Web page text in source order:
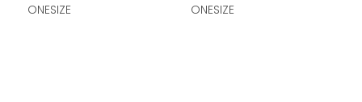
ONESIZE ONESIZE